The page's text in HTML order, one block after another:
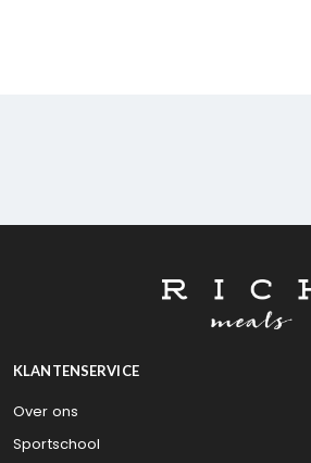
KLANTENSERVICE
Over ons
Sportschool